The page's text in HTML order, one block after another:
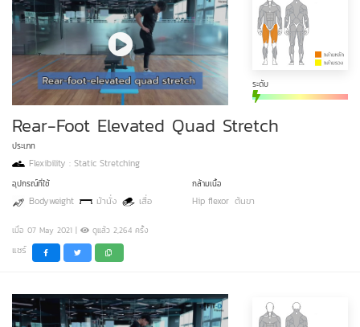
ระดับ
Rear-Foot Elevated Quad Stretch
ประเภท
Flexibility : Static Stretching
อุปกรณ์ที่ใช้
Bodyweight ม้านั่ง เสื่อ
กล้ามเนื้อ
Hip flexor ต้นขา
เมื่อ 07 May 2021 | ดูแล้ว 2,264 ครั้ง
แชร์